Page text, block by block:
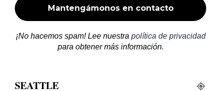
¡No hacemos spam! Lee nuestra política de privacidad
para obtener más información.
SEATTLE